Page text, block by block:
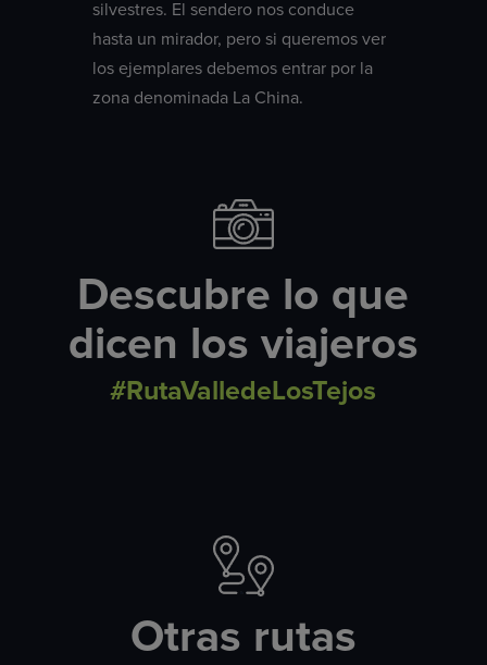
silvestres. El sendero nos conduce
hasta un mirador, pero si queremos ver
los ejemplares debemos entrar por la
zona denominada La China.
Descubre lo que
dicen los viajeros
#RutaValledeLosTejos
Otras rutas